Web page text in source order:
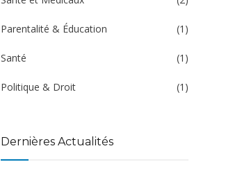
Parentalité & Éducation (1)
Santé (1)
Politique & Droit (1)
Dernières Actualités